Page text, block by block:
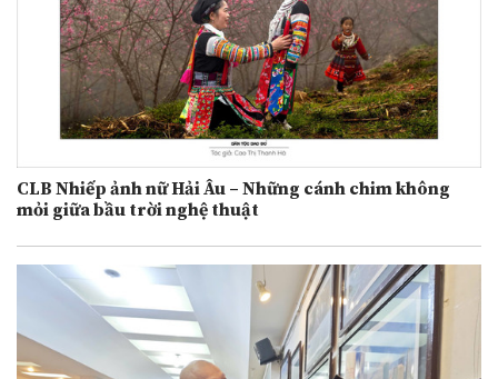
CLB Nhiếp ảnh nữ Hải Âu – Những cánh chim không
mỏi giữa bầu trời nghệ thuật